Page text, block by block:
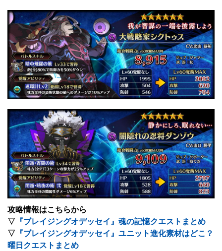
攻略情報はこちらから
▽ 『ブレイジングオデッセイ』魂の記憶クエストまとめ
▽ 『ブレイジングオデッセイ』ユニット進化素材はどこ？
曜日クエストまとめ